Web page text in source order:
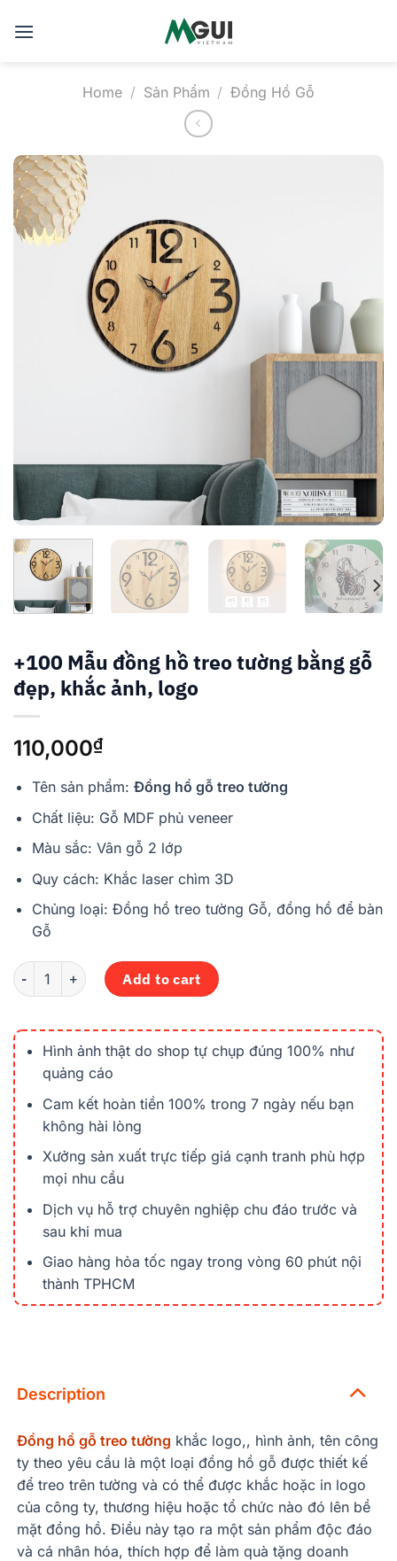
Home / Sản Phẩm / Đồng Hồ Gỗ
+100 Mẫu đồng hồ treo tường bằng gỗ
đẹp, khắc ảnh, logo
110,000₫
Tên sản phẩm: Đồng hồ gỗ treo tường
Chất liệu: Gỗ MDF phủ veneer
Màu sắc: Vân gỗ 2 lớp
Quy cách: Khắc laser chìm 3D
Chủng loại: Đồng hồ treo tường Gỗ, đồng hồ để bàn
Gỗ
+100 Mẫu đồng hồ treo tường bằng gỗ đẹp, khắc ảnh, logo
Add to cart
Hình ảnh thật do shop tự chụp đúng 100% như
quảng cáo
Cam kết hoàn tiền 100% trong 7 ngày nếu bạn
không hài lòng
Xưởng sản xuất trực tiếp giá cạnh tranh phù hợp
mọi nhu cầu
Dịch vụ hỗ trợ chuyên nghiệp chu đáo trước và
sau khi mua
Giao hàng hỏa tốc ngay trong vòng 60 phút nội
thành TPHCM
Description
Đồng hồ gỗ treo tường khắc logo,, hình ảnh, tên công
ty theo yêu cầu là một loại đồng hồ gỗ được thiết kế
để treo trên tường và có thể được khắc hoặc in logo
của công ty, thương hiệu hoặc tổ chức nào đó lên bề
mặt đồng hồ. Điều này tạo ra một sản phẩm độc đáo
và cá nhân hóa, thích hợp để làm quà tặng doanh